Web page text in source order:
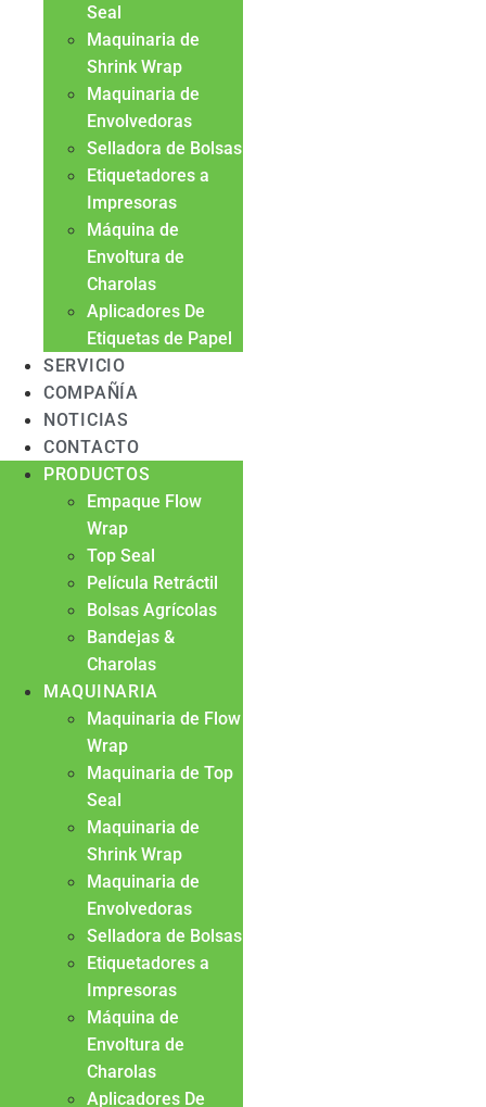
Seal
Maquinaria de
Shrink Wrap
Maquinaria de
Envolvedoras
Selladora de Bolsas
Etiquetadores a
Impresoras
Máquina de
Envoltura de
Charolas
Aplicadores De
Etiquetas de Papel
SERVICIO
COMPAÑÍA
NOTICIAS
CONTACTO
PRODUCTOS
Empaque Flow
Wrap
Top Seal
Película Retráctil
Bolsas Agrícolas
Bandejas &
Charolas
MAQUINARIA
Maquinaria de Flow
Wrap
Maquinaria de Top
Seal
Maquinaria de
Shrink Wrap
Maquinaria de
Envolvedoras
Selladora de Bolsas
Etiquetadores a
Impresoras
Máquina de
Envoltura de
Charolas
Aplicadores De